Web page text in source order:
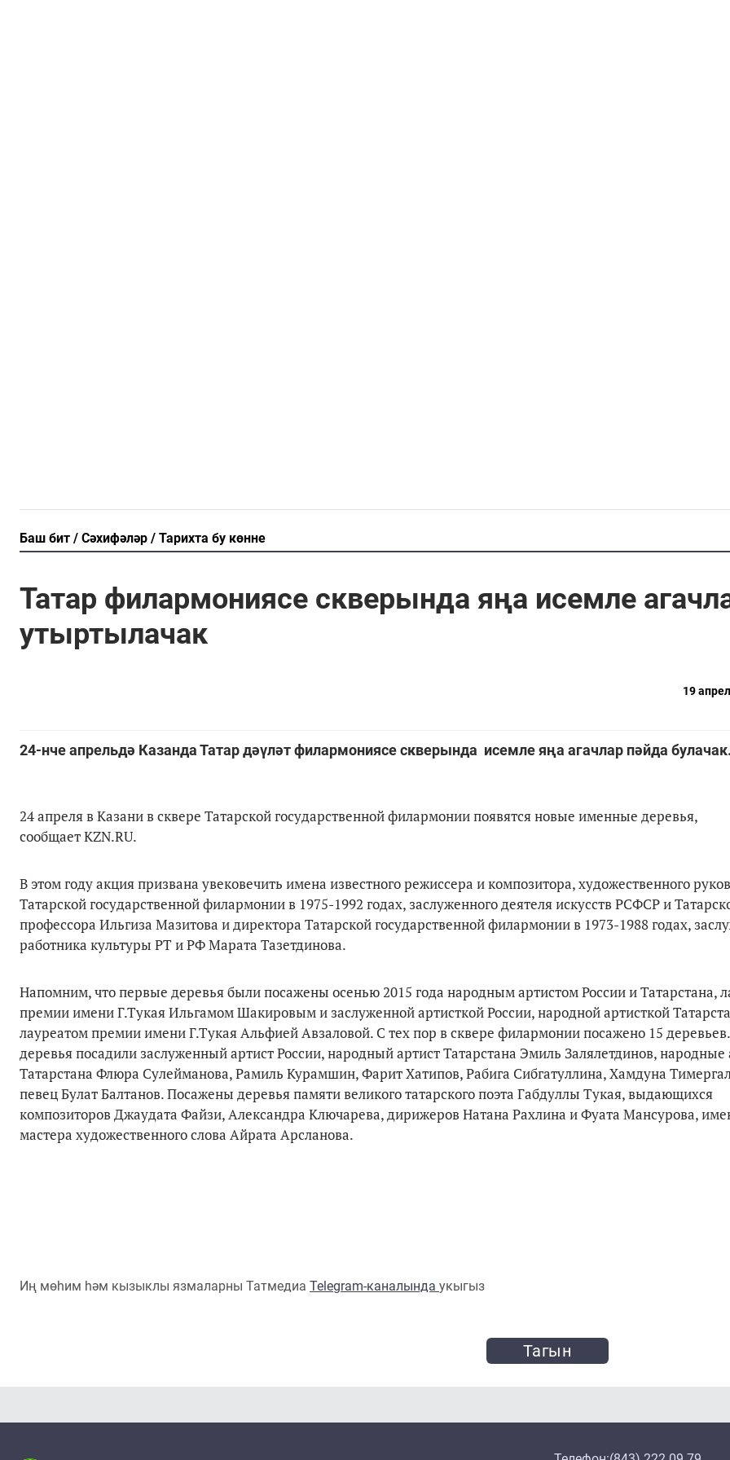
Баш бит Сәхифәләр Тарихта бу көнне
Татар филармониясе скверында яңа исемле
утыртылачак
19
24-нче апрельдә Казанда Татар дәүләт филармониясе скверында исемле яңа агачлар пәйда булачак.
24 апреля в Казани в сквере Татарской государственной филармонии появятся новые именные деревья,
сообщает KZN.RU.
В этом году акция призвана увековечить имена известного режиссера и композитора, художественного
Татарской государственной филармонии в 1975-1992 годах, заслуженного деятеля искусств РСФСР и
профессора Ильгиза Мазитова и директора Татарской государственной филармонии в 1973-1988 годах,
работника культуры РТ и РФ Марата Тазетдинова.
Напомним, что первые деревья были посажены осенью 2015 года народным артистом России и Татарстана,
премии имени Г.Тукая Ильгамом Шакировым и заслуженной артисткой России, народной артисткой
лауреатом премии имени Г.Тукая Альфией Авзаловой. С тех пор в сквере филармонии посажено 15
деревья посадили заслуженный артист России, народный артист Татарстана Эмиль Залялетдинов, народные
Татарстана Флюра Сулейманова, Рамиль Курамшин, Фарит Хатипов, Рабига Сибгатуллина, Хамдуна
певец Булат Балтанов. Посажены деревья памяти великого татарского поэта Габдуллы Тукая, выдающихся
композиторов Джаудата Файзи, Александра Ключарева, дирижеров Натана Рахлина и Фуата Мансурова,
мастера художественного слова Айрата Арсланова.
Иң мөһим һәм кызыклы язмаларны Татмедиа Telegram-каналында укыгыз
Тагын